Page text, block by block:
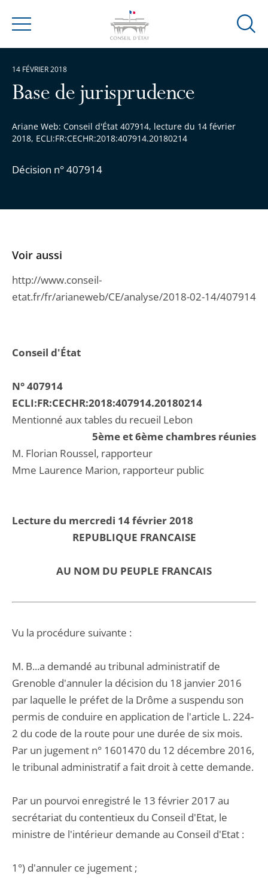
Menu
Ouvrir
Base de jurisprudence
Ariane Web: Conseil d'État 407914, lecture du 14 février
2018, ECLI:FR:CECHR:2018:407914.20180214
Décision n° 407914
14 FÉVRIER 2018
Conseil d'État
N° 407914
ECLI:FR:CECHR:2018:407914.20180214
Mentionné aux tables du recueil Lebon
5ème et 6ème chambres réunies
M. Florian Roussel, rapporteur
Mme Laurence Marion, rapporteur public
Lecture du mercredi 14 février 2018
REPUBLIQUE FRANCAISE
AU NOM DU PEUPLE FRANCAIS
Vu la procédure suivante :
M. B...a demandé au tribunal administratif de
Grenoble d'annuler la décision du 18 janvier 2016
par laquelle le préfet de la Drôme a suspendu son
permis de conduire en application de l'article L. 224-
2 du code de la route pour une durée de six mois.
Par un jugement n° 1601470 du 12 décembre 2016,
le tribunal administratif a fait droit à cette demande.
Par un pourvoi enregistré le 13 février 2017 au
secrétariat du contentieux du Conseil d'Etat, le
ministre de l'intérieur demande au Conseil d'Etat :
1°) d'annuler ce jugement ;
Voir aussi
http://www.conseil-
etat.fr/fr/arianeweb/CE/analyse/2018-02-14/407914